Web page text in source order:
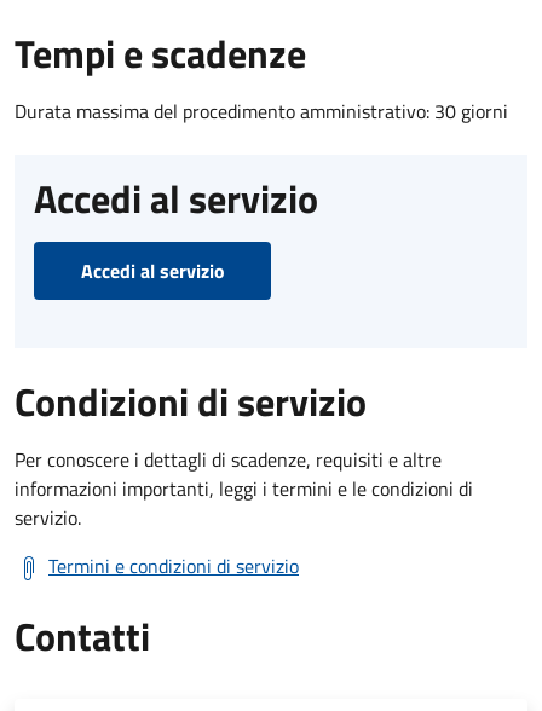
Tempi e scadenze
Durata massima del procedimento amministrativo: 30 giorni
Accedi al servizio
Accedi al servizio
Condizioni di servizio
Per conoscere i dettagli di scadenze, requisiti e altre
informazioni importanti, leggi i termini e le condizioni di
servizio.
Termini e condizioni di servizio
Contatti